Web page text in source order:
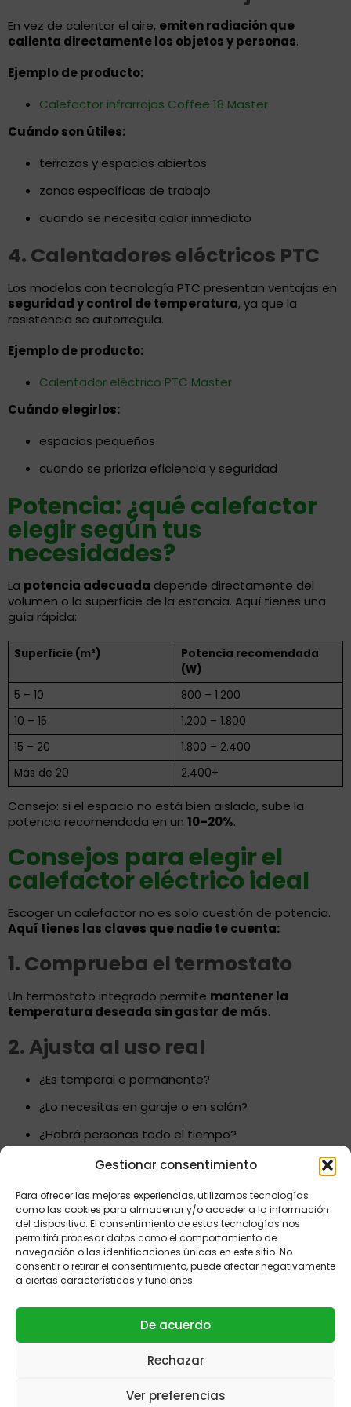
Gestionar consentimiento
Para ofrecer las mejores experiencias, utilizamos tecnologías
como las cookies para almacenar y/o acceder a la información
del dispositivo. El consentimiento de estas tecnologías nos
permitirá procesar datos como el comportamiento de
navegación o las identificaciones únicas en este sitio. No
consentir o retirar el consentimiento, puede afectar negativamente
a ciertas características y funciones.
De acuerdo
Rechazar
Ver preferencias
En vez de calentar el aire, emiten radiación que
calienta directamente los objetos y personas.
Ejemplo de producto:
Calefactor infrarrojos Coffee 18 Master
Cuándo son útiles:
terrazas y espacios abiertos
zonas específicas de trabajo
cuando se necesita calor inmediato
4. Calentadores eléctricos PTC
Los modelos con tecnología PTC presentan ventajas en
seguridad y control de temperatura, ya que la
resistencia se autorregula.
Ejemplo de producto:
Calentador eléctrico PTC Master
Cuándo elegirlos:
espacios pequeños
cuando se prioriza eficiencia y seguridad
Potencia: ¿qué calefactor
elegir según tus
necesidades?
La potencia adecuada depende directamente del
volumen o la superficie de la estancia. Aquí tienes una
guía rápida:
Superficie (m²)
Potencia recomendada
(W)
5 – 10
800 – 1.200
10 – 15
1.200 – 1.800
15 – 20
1.800 – 2.400
Más de 20
2.400+
Consejo: si el espacio no está bien aislado, sube la
potencia recomendada en un 10–20%.
Consejos para elegir el
calefactor eléctrico ideal
Escoger un calefactor no es solo cuestión de potencia.
Aquí tienes las claves que nadie te cuenta:
1. Comprueba el termostato
Un termostato integrado permite mantener la
temperatura deseada sin gastar de más.
2. Ajusta al uso real
¿Es temporal o permanente?
¿Lo necesitas en garaje o en salón?
¿Habrá personas todo el tiempo?
Estas preguntas guían el tipo de calefactor más
3. Seguridad sobre todo
Antes de instalar o usar:
Manténdistanciade materiales inflamables
No cubras el calefactor
Evita el uso continuo sin descanso
Si te interesan aspectos de instalación y normativa, este
materiales, diámetros y normativa